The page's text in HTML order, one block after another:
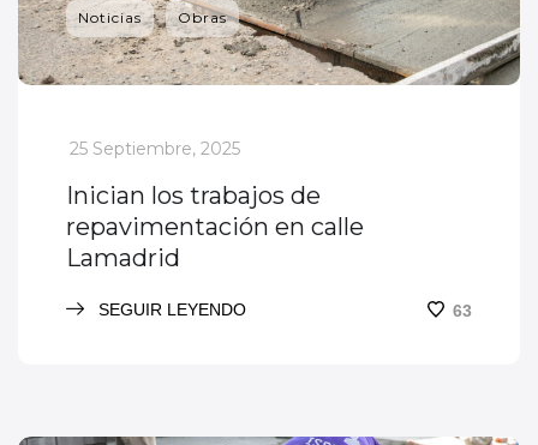
Noticias Obras
_
25 Septiembre, 2025
Inician los trabajos de
repavimentación en calle
Lamadrid
SEGUIR LEYENDO 63